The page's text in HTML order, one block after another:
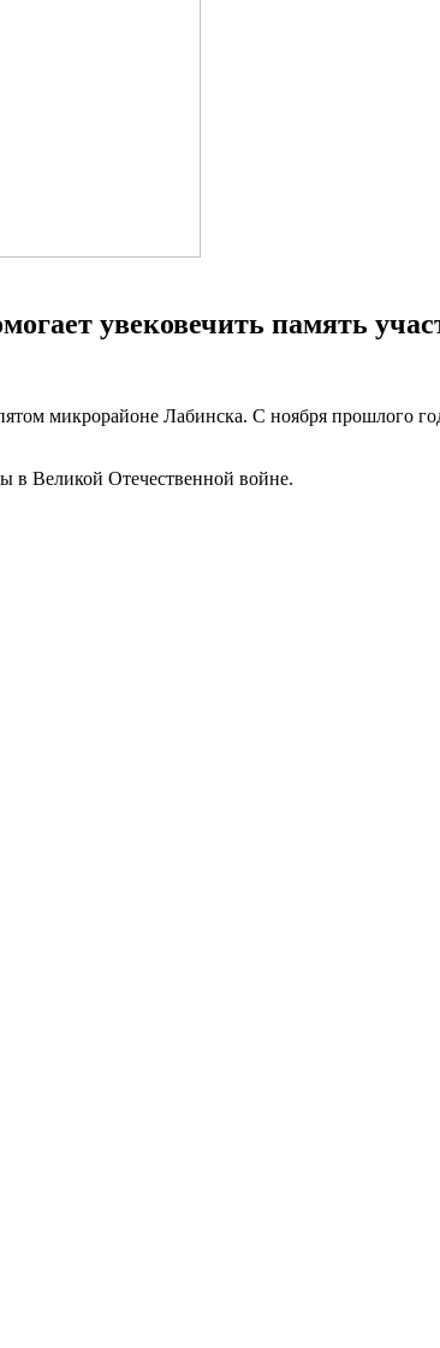
увековечить память
микрорайоне Лабинска. С ноября прошлого
в Великой Отечественной войне.